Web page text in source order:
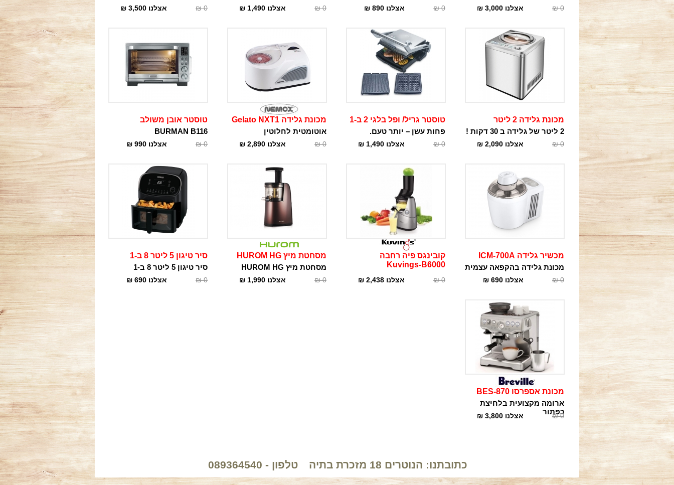
0
₪ אצלנו 3,000
₪
0
₪ אצלנו 890
₪
0
₪ אצלנו 1,490
₪
0
₪ אצלנו 3,500
₪
מכונת גלידה 2 ליטר
2 ליטר של גלידה ב 30 דקות !
0
₪ אצלנו 2,090
₪
טוסטר גריל/ ופל בלגי 2 ב-1
פחות עשן – יותר טעם.
0
₪ אצלנו 1,490
₪
מכונת גלידה Gelato NXT1
אוטומטית לחלוטין
0
₪ אצלנו 2,890
₪
טוסטר אובן משולב
BURMAN B116
0
₪ אצלנו 990
₪
מכשיר גלידה ICM-700A
מכונת גלידה בהקפאה עצמית
0
₪ אצלנו 690
₪
קובינגס פיה רחבה
Kuvings-B6000
0
₪ אצלנו 2,438
₪
מסחטת מיץ HUROM HG
מסחטת מיץ HUROM HG
0
₪ אצלנו 1,990
₪
סיר טיגון 5 ליטר 8 ב-1
סיר טיגון 5 ליטר 8 ב-1
0
₪ אצלנו 690
₪
מכונת אספרסו BES-870
ארומה מקצועית בלחיצת
כפתור
0
₪ אצלנו 3,800
₪
כתובתנו: הנוטרים 18 מזכרת בתיה טלפון - 089364540